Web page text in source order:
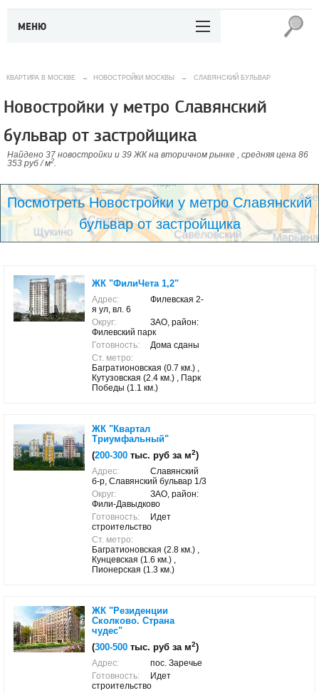
МЕНЮ
КВАРТИРА В МОСКВЕ → НОВОСТРОЙКИ МОСКВЫ → СЛАВЯНСКИЙ БУЛЬВАР
Новостройки у метро Славянский
бульвар от застройщика
Найдено 37 новостройки и 39 ЖК на вторичном рынке , средняя цена 86
353 руб / м2.
Посмотреть Новостройки у метро Славянский
бульвар от застройщика
ЖК "ФилиЧета 1,2"
Адрес:
Филевская 2-
я ул, вл. 6
Округ:
ЗАО, район:
Филевский парк
Готовность:
Дома сданы
Ст. метро:
Багратионовская (0.7 км.) ,
Кутузовская (2.4 км.) , Парк
Победы (1.1 км.)
ЖК "Квартал
Триумфальный"
(200-300 тыс. руб за м2)
Адрес:
Славянский
б-р, Славянский бульвар 1/3
Округ:
ЗАО, район:
Фили-Давыдково
Готовность:
Идет
строительство
Ст. метро:
Багратионовская (2.8 км.) ,
Кунцевская (1.6 км.) ,
Пионерская (1.3 км.)
ЖК "Резиденции
Сколково. Страна
чудес"
(300-500 тыс. руб за м2)
Адрес:
пос. Заречье
Готовность:
Идет
строительство